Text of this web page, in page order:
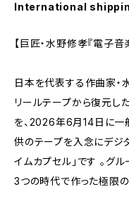
International
【巨匠・水野修孝『電子
日本を代表する作曲家
リールテープから復元し
を、2026年6月14日に一
供のテープを入念にデジ
イムカプセル」です 。グ
3つの時代で作った極限の